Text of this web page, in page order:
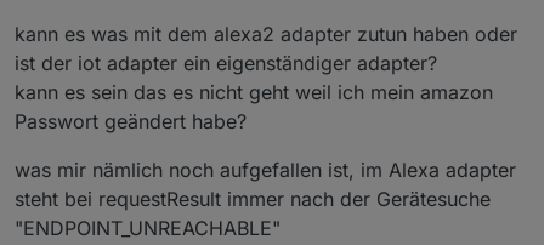
kann es was mit dem alexa2 adapter zutun haben oder
ist der iot adapter ein eigenständiger adapter?
kann es sein das es nicht geht weil ich mein amazon
Passwort geändert habe?
was mir nämlich noch aufgefallen ist, im Alexa adapter
steht bei requestResult immer nach der Gerätesuche
"ENDPOINT_UNREACHABLE"